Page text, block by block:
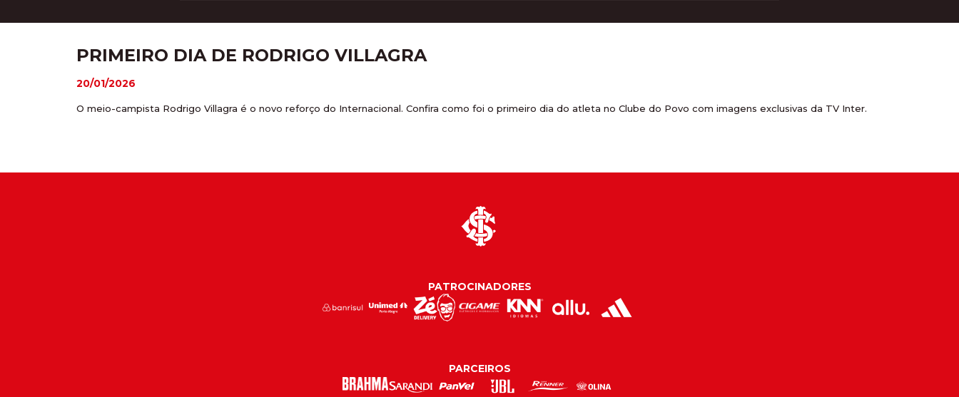
PRIMEIRO DIA DE RODRIGO VILLAGRA
20/01/2026
O meio-campista Rodrigo Villagra é o novo reforço do Internacional. Confira como foi o primeiro dia do atleta no Clube do Povo com imagens exclusivas da TV Inter.
PATROCINADORES
PARCEIROS